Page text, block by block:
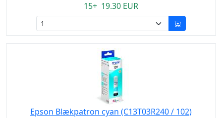
15+ 19.30 EUR
Epson Blækpatron cyan (C13T03R240 / 102)